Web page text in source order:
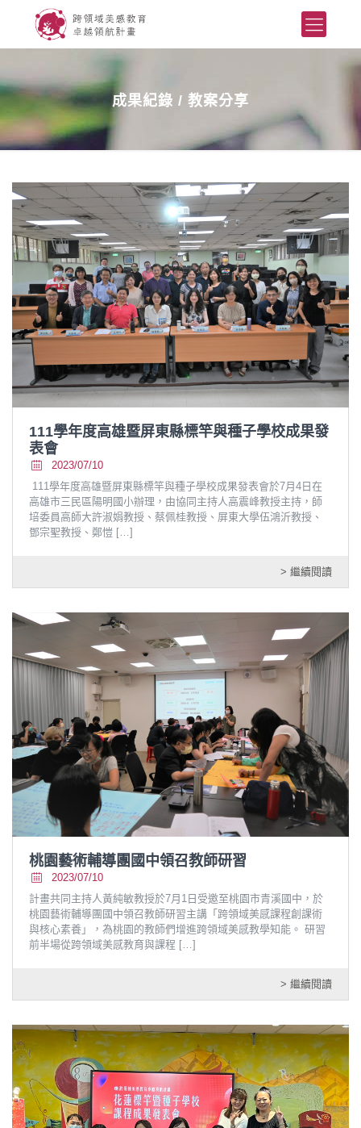
成果紀錄 / 教案分享
111學年度高雄暨屏東縣標竿與種子學校成果發
表會
2023/07/10
111學年度高雄暨屏東縣標竿與種子學校成果發表會於7月4日在
高雄市三民區陽明國小辦理，由協同主持人高震峰教授主持，師
培委員高師大許淑娟教授、蔡佩桂教授、屏東大學伍鴻沂教授、
鄧宗聖教授、鄭愷 […]
> 繼續閱讀
桃園藝術輔導團國中領召教師研習
2023/07/10
計畫共同主持人黃純敏教授於7月1日受邀至桃園市青溪國中，於
桃園藝術輔導團國中領召教師研習主講「跨領域美感課程創課術
與核心素養」，為桃園的教師們增進跨領域美感教學知能。 研習
前半場從跨領域美感教育與課程 […]
> 繼續閱讀